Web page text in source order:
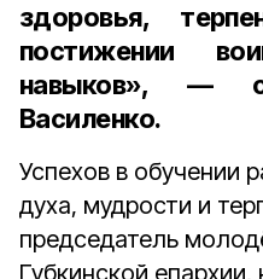
здоровья,
постижении
навыков», —
Василенко.
Успехов в обучении
духа, мудрости и
председатель
Губкинской епархии,